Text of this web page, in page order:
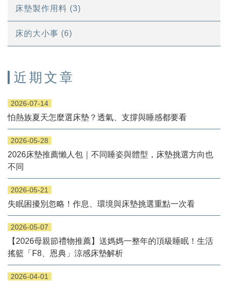
床墊製作用料 (3)
床的大小事 (6)
近期文章
2026-07-14
怕熱族夏天怎麼選床墊？透氣、支撐與睡感都要看
2026-05-28
2026床墊推薦懶人包｜不同睡姿與體型，床墊挑選方向也
不同
2026-05-21
失眠困擾別忽略！作息、環境與床墊挑選重點一次看
2026-05-07
【2026母親節禮物推薦】送媽媽一整年的頂級睡眠！生活
搖籃「F8、恩典」涼感床墊解析
2026-04-01